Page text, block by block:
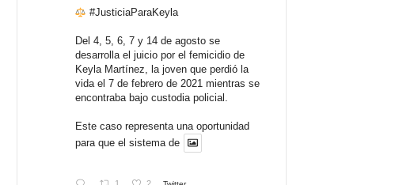
#JusticiaParaKeyla
Del 4, 5, 6, 7 y 14 de agosto se
desarrolla el juicio por el femicidio de
Keyla Martínez, la joven que perdió la
vida el 7 de febrero de 2021 mientras se
encontraba bajo custodia policial.
Este caso representa una oportunidad
para que el sistema de